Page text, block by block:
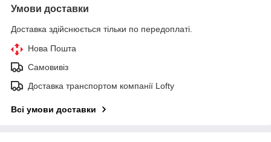
Умови доставки
Доставка здійснюється тільки по передоплаті.
Нова Пошта
Самовивіз
Доставка транспортом компанії Lofty
Всі умови доставки